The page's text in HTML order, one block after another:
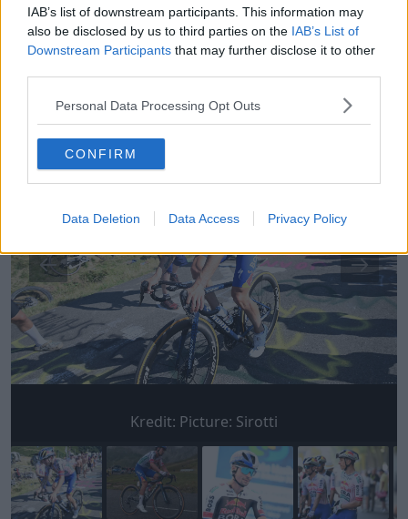
IAB’s list of downstream participants. This information may
also be disclosed by us to third parties on the IAB’s List of
Downstream Participants that may further disclose it to other
Personal Data Processing Opt Outs
CONFIRM
Data Deletion Data Access Privacy Policy
Richard Carapaz und holte seinen vierten Tagessieg
im Zeitfahren am Ézaro.
Kredit: Picture: Sirotti